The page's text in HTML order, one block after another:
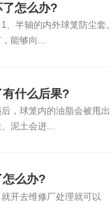
怎么办?
、半轴的内外球笼防尘套。
能够向...
什么后果?
，球笼内的油脂会被甩出
泥土会进...
么办?
开去维修厂处理就可以